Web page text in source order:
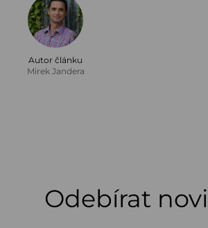
Autor článku
Mirek Jandera
Odebírat